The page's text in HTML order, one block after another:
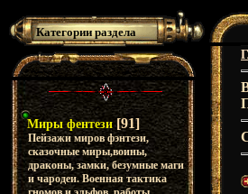
Категории раздела
Миры фентези [91]
Пейзажи миров фэнтези,
сказочные миры,воины,
драконы, замки, безумные маги
и чародеи. Военная тактика